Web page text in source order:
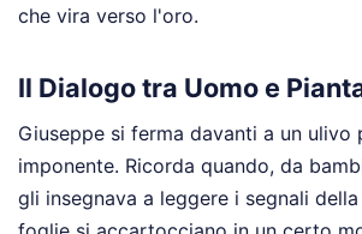
che vira verso l'oro.
Il Dialogo tra Uomo e
Giuseppe si ferma davanti a un ulivo
imponente. Ricorda quando, da
gli insegnava a leggere i segnali